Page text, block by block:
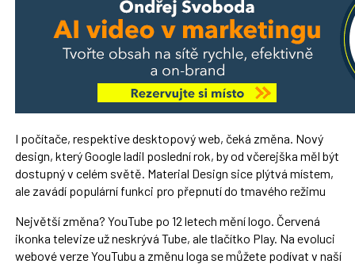
I počítače, respektive desktopový web, čeká změna. Nový
design, který Google ladil poslední rok, by od včerejška měl být
dostupný v celém světě. Material Design sice plýtvá místem,
ale zavádí populární funkci pro přepnutí do tmavého režimu
Největší změna? YouTube po 12 letech mění logo. Červená
ikonka televize už neskrývá Tube, ale tlačítko Play. Na evoluci
webové verze YouTubu a změnu loga se můžete podívat v naší